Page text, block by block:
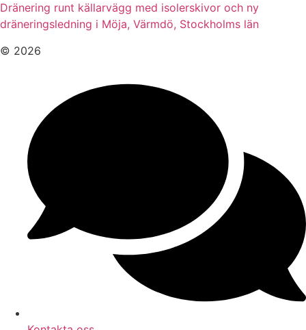
Dränering runt källarvägg med isolerskivor och ny
dräneringsledning i Möja, Värmdö, Stockholms län
© 2026